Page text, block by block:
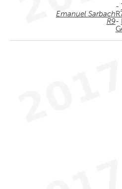
Emanuel Sarbach
R9
-
-